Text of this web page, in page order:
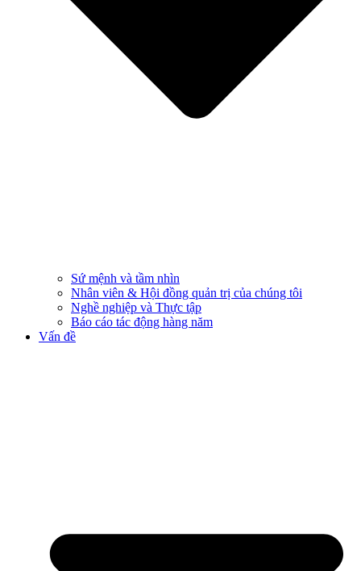
Sứ mệnh và tầm nhìn
Nhân viên & Hội đồng quản trị của chúng tôi
Nghề nghiệp và Thực tập
Báo cáo tác động hàng năm
Vấn đề